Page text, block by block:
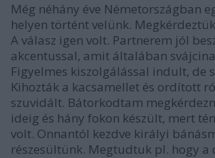
Még néhány éve Németországban
helyen történt velünk.
A válasz igen volt. Partnerem jól
akcentussal, amit általában
Figyelmes kiszolgálással indult, de
Kihozták a kacsamellet és ordított
szuvidált. Bátorkodtam
ideig és hány fokon készült, mert
volt. Onnantól kezdve királyi
részesültünk. Megtudtuk pl. hogy a